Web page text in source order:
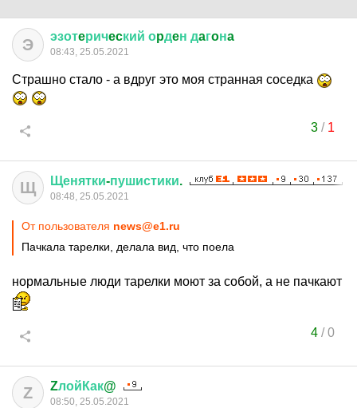
Э эзотeричecкий оpдeн дaгoнa
08:43, 25.05.2021
Страшно стало - а вдруг это моя странная соседка
3/ 1
Щ Щенятки-пушистики.
08:48, 25.05.2021
От пользователя news@e1.ru
Пачкала тарелки, делала вид, что поела
нормальные люди тарелки моют за собой, а не пачкают
4/0
Z ZлойКак@
08:50, 25.05.2021